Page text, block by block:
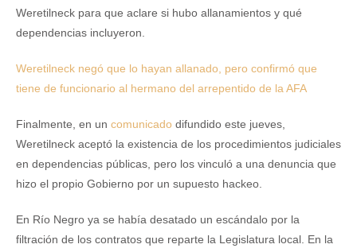
Weretilneck para que aclare si hubo allanamientos y qué
dependencias incluyeron.
Weretilneck negó que lo hayan allanado, pero confirmó que
tiene de funcionario al hermano del arrepentido de la AFA
Finalmente, en un comunicado difundido este jueves,
Weretilneck aceptó la existencia de los procedimientos judiciales
en dependencias públicas, pero los vinculó a una denuncia que
hizo el propio Gobierno por un supuesto hackeo.
En Río Negro ya se había desatado un escándalo por la
filtración de los contratos que reparte la Legislatura local. En la